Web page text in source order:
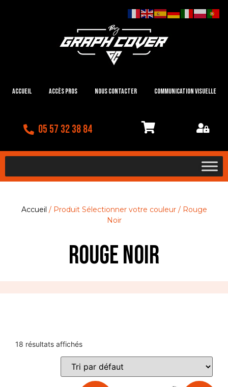
Accueil Accès Pros Nous contacter Communication visuelle
05 57 32 38 84
Accueil / Produit Sélectionner votre couleur / Rouge
Noir
Rouge Noir
18 résultats affichés